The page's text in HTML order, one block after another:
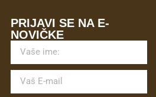
PRIJAVI SE NA E-
NOVIČKE